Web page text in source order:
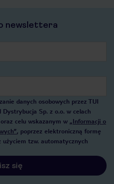
newslettera
danych osobowych przez TUI
Dystrybucja Sp. z o.o. w celach
celu wskazanym w „Informacji o
, poprzez elektroniczną formę
tzw. automatycznych
się